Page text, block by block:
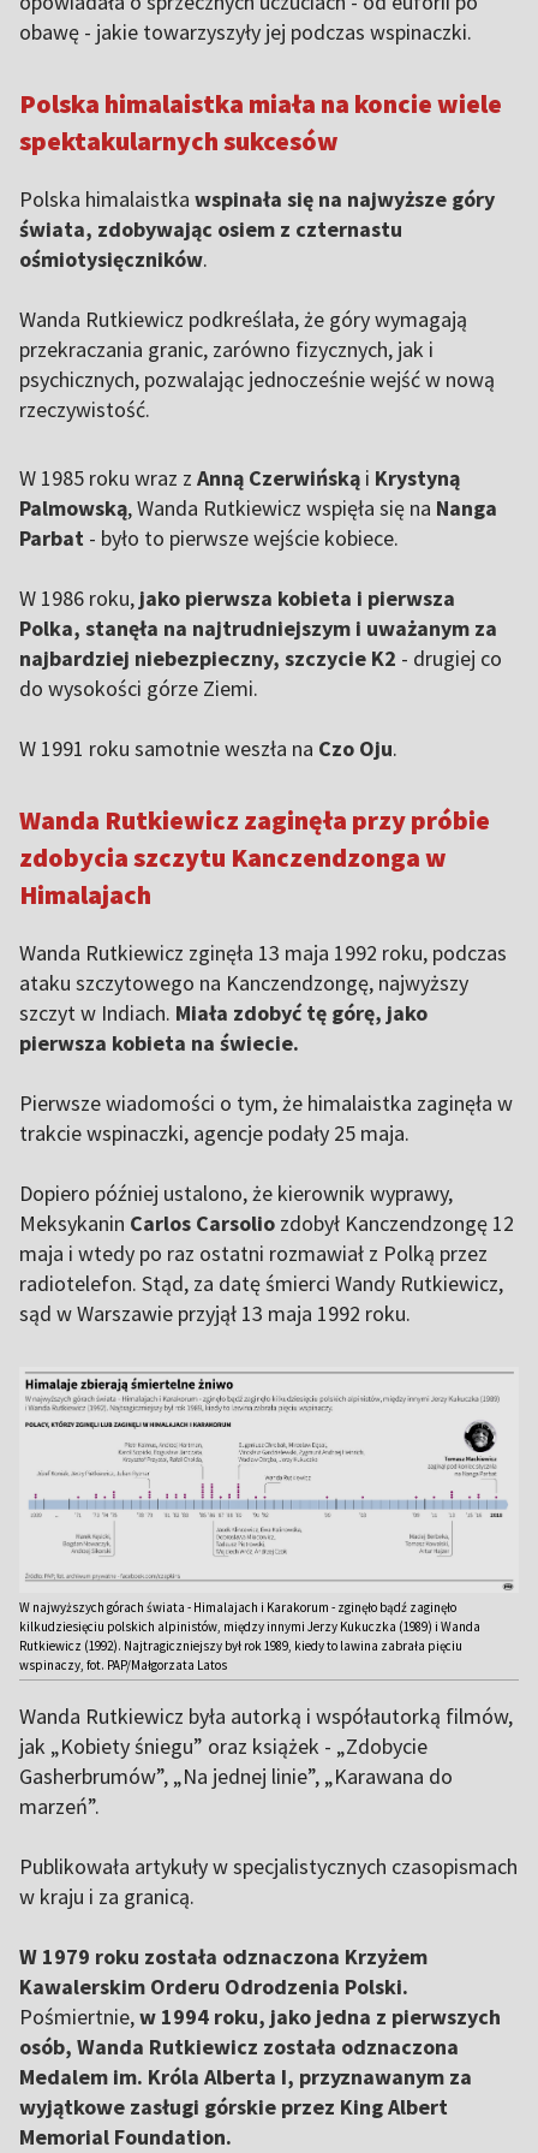
obawę - jakie towarzyszyły jej podczas wspinaczki.
Polska himalaistka miała na koncie wiele
spektakularnych sukcesów
Polska himalaistka wspinała się na najwyższe góry
świata, zdobywając osiem z czternastu
ośmiotysięczników.
Wanda Rutkiewicz podkreślała, że góry wymagają
przekraczania granic, zarówno fizycznych, jak i
psychicznych, pozwalając jednocześnie wejść w nową
rzeczywistość.
W 1985 roku wraz z Anną Czerwińską i Krystyną
Palmowską, Wanda Rutkiewicz wspięła się na Nanga
Parbat - było to pierwsze wejście kobiece.
W 1986 roku, jako pierwsza kobieta i pierwsza
Polka, stanęła na najtrudniejszym i uważanym za
najbardziej niebezpieczny, szczycie K2 - drugiej co
do wysokości górze Ziemi.
W 1991 roku samotnie weszła na Czo Oju.
Wanda Rutkiewicz zaginęła przy próbie
zdobycia szczytu Kanczendzonga w
Himalajach
Wanda Rutkiewicz zginęła 13 maja 1992 roku, podczas
ataku szczytowego na Kanczendzongę, najwyższy
szczyt w Indiach. Miała zdobyć tę górę, jako
pierwsza kobieta na świecie.
Pierwsze wiadomości o tym, że himalaistka zaginęła w
trakcie wspinaczki, agencje podały 25 maja.
Dopiero później ustalono, że kierownik wyprawy,
Meksykanin Carlos Carsolio zdobył Kanczendzongę 12
maja i wtedy po raz ostatni rozmawiał z Polką przez
radiotelefon. Stąd, za datę śmierci Wandy Rutkiewicz,
sąd w Warszawie przyjął 13 maja 1992 roku.
W najwyższych górach świata - Himalajach i Karakorum - zginęło bądź zaginęło
kilkudziesięciu polskich alpinistów, między innymi Jerzy Kukuczka (1989) i Wanda
Rutkiewicz (1992). Najtragiczniejszy był rok 1989, kiedy to lawina zabrała pięciu
wspinaczy, fot. PAP/Małgorzata Latos
Wanda Rutkiewicz była autorką i współautorką filmów,
jak „Kobiety śniegu” oraz książek - „Zdobycie
Gasherbrumów”, „Na jednej linie”, „Karawana do
marzeń”.
Publikowała artykuły w specjalistycznych czasopismach
w kraju i za granicą.
W 1979 roku została odznaczona Krzyżem
Kawalerskim Orderu Odrodzenia Polski.
Pośmiertnie,w 1994 roku, jako jedna z pierwszych
osób, Wanda Rutkiewicz została odznaczona
Medalem im. Króla Alberta I, przyznawanym za
wyjątkowe zasługi górskie przez King Albert
Memorial Foundation.